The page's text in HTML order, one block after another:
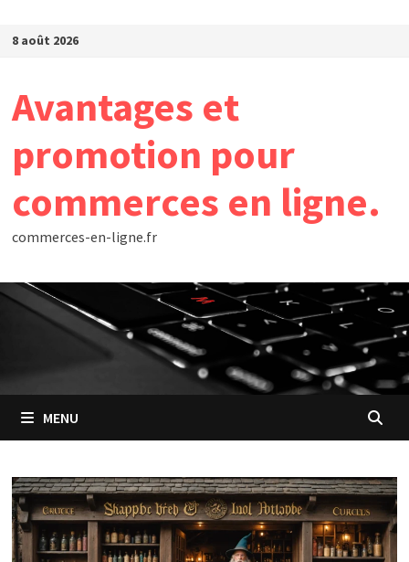
8 août 2026
Avantages et
promotion pour
commerces en ligne.
commerces-en-ligne.fr
MENU